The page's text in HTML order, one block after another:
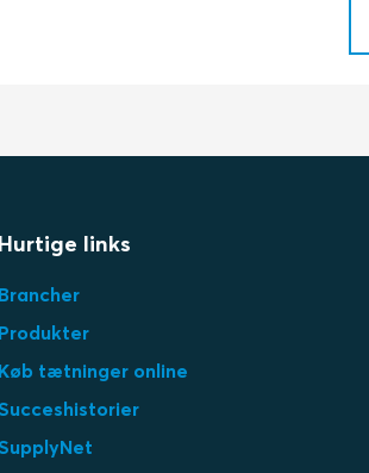
Hurtige links
Brancher
Produkter
Køb tætninger online
Succeshistorier
SupplyNet